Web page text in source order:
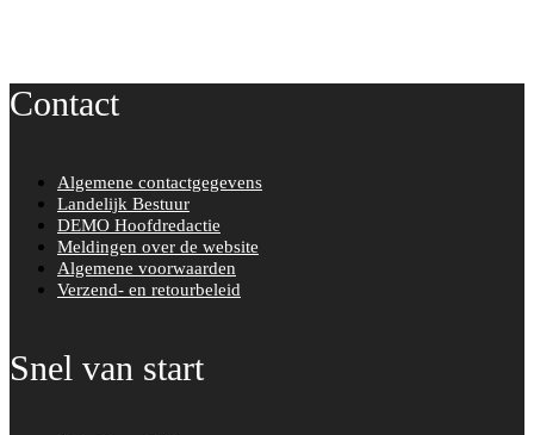
Contact
Algemene contactgegevens
Landelijk Bestuur
DEMO Hoofdredactie
Meldingen over de website
Algemene voorwaarden
Verzend- en retourbeleid
Snel van start